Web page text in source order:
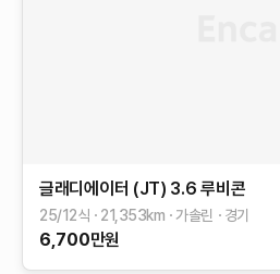
글래디에이터 (JT) 3.6 루비콘
25/12식 21,353km 가솔린 경기
6,700만원